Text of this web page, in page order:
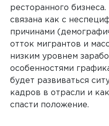
ресторанного
связана как с
причинами
отток мигрантов и
низким уровнем
особенностями
будет развиваться
кадров в отрасли и
спасти положение.